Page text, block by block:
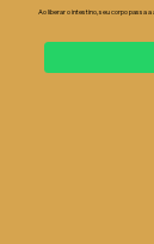
Ao liberar o intestino, seu corpo passa